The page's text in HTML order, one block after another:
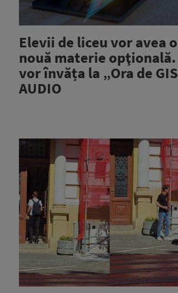
Elevii de liceu vor avea o
nouă materie opţională.
vor învăța la „Ora de
AUDIO